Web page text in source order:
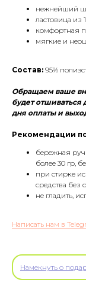
нежнейший
ластовица из
комфортная
мягкие и
Состав: 95%
Обращаем ваше
будет отшиваться
дня оплаты и
Рекомендации
бережная
более 30 гр,
при стирке
средства без
не гладить,
Написать нам в
Намекнуть о